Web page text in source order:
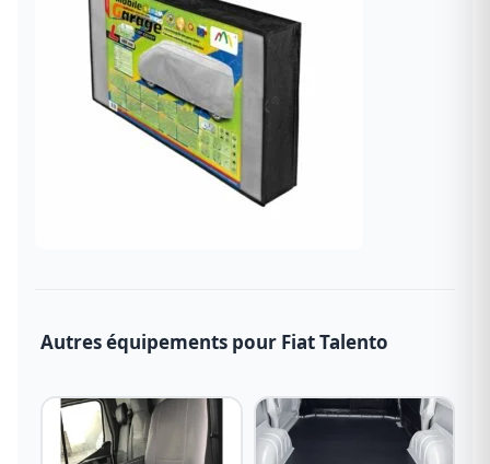
Autres équipements pour Fiat Talento